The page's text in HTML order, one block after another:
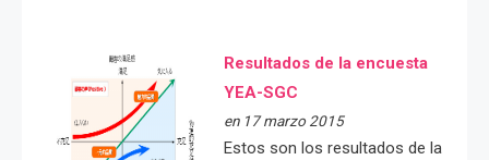
Resultados de la encuesta
YEA-SGC
en 17 marzo 2015
Estos son los resultados de la